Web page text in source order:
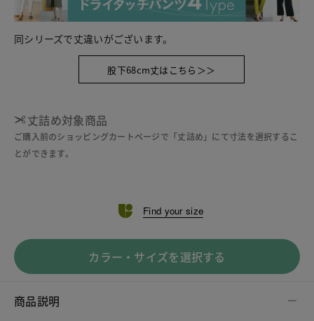
同シリーズで丈違いがございます。
股下68cm丈はこちら＞＞
丈詰め対象商品
ご購入前のショッピングカートページで「丈詰め」にて寸法を選択するこ
とができます。
Find your size
カラー・サイズを選択する
商品説明